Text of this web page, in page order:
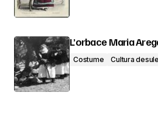
L’orbace Maria
Costume Cultura